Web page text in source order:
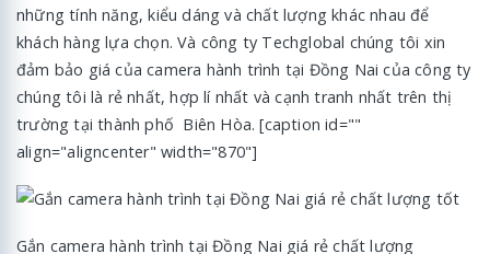
những tính năng, kiểu dáng và chất lượng khác nhau để
khách hàng lựa chọn. Và công ty Techglobal chúng tôi xin
đảm bảo giá của camera hành trình tại Đồng Nai của công ty
chúng tôi là rẻ nhất, hợp lí nhất và cạnh tranh nhất trên thị
trường tại thành phố Biên Hòa. [caption id=""
align="aligncenter" width="870"]
Gắn camera hành trình tại Đồng Nai giá rẻ chất lượng